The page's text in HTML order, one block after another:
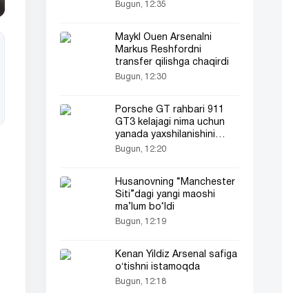
Bugun, 12:35
Maykl Ouen Arsenalni
Markus Reshfordni
transfer qilishga chaqirdi
Bugun, 12:30
Porsche GT rahbari 911
GT3 kelajagi nima uchun
yanada yaxshilanishini
aytdi
Bugun, 12:20
Husanovning “Manchester
Siti”dagi yangi maoshi
ma’lum bo‘ldi
Bugun, 12:19
Kenan Yildiz Arsenal safiga
oʻtishni istamoqda
Bugun, 12:18